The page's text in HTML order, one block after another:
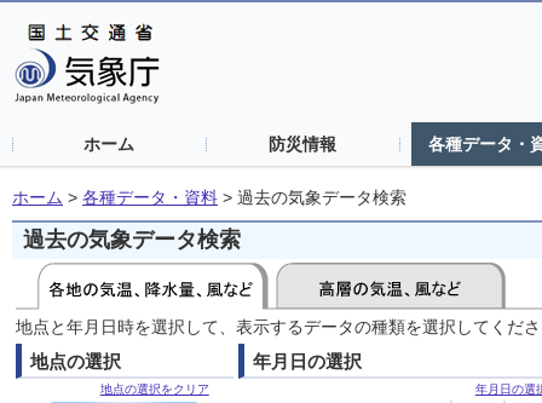
ホーム 防災情報 各種データ・
ホーム > 各種データ・資料 > 過去の気象データ検索
過去の気象データ検索
地点と年月日時を選択して、表示するデータの種類を選択してくだ
地点の選択
地点の選択をクリア
年月日の選択
年月日の選